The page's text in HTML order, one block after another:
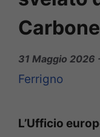
31 Maggio 2026
Ferrigno
L’Ufficio